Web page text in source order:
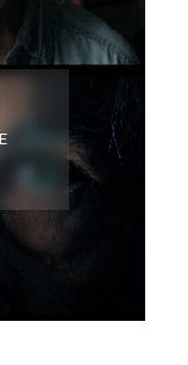
voit
il a du